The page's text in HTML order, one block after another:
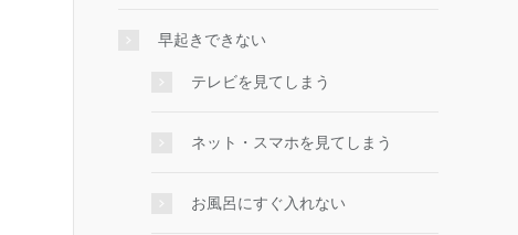
早起きできない
テレビを見てしまう
ネット・スマホを見てしまう
お風呂にすぐ入れない